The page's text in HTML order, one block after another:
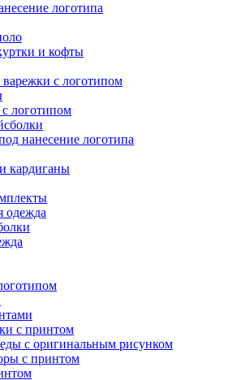
логотипа
и кофты
с логотипом
логотипом
нанесение логотипа
кардиганы
одежда
с принтом
с оригинальным рисунком
с принтом